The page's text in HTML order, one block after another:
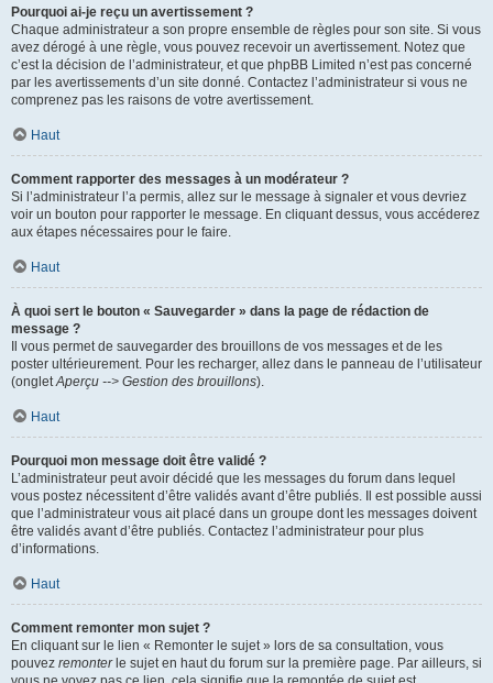
Pourquoi ai-je reçu un avertissement ?
Chaque administrateur a son propre ensemble de règles pour son site. Si vous
avez dérogé à une règle, vous pouvez recevoir un avertissement. Notez que
c’est la décision de l’administrateur, et que phpBB Limited n’est pas concerné
par les avertissements d’un site donné. Contactez l’administrateur si vous ne
comprenez pas les raisons de votre avertissement.
Haut
Comment rapporter des messages à un modérateur ?
Si l’administrateur l’a permis, allez sur le message à signaler et vous devriez
voir un bouton pour rapporter le message. En cliquant dessus, vous accéderez
aux étapes nécessaires pour le faire.
Haut
À quoi sert le bouton « Sauvegarder » dans la page de rédaction de
message ?
Il vous permet de sauvegarder des brouillons de vos messages et de les
poster ultérieurement. Pour les recharger, allez dans le panneau de l’utilisateur
(ongletAperçu --> Gestion des brouillons).
Haut
Pourquoi mon message doit être validé ?
L’administrateur peut avoir décidé que les messages du forum dans lequel
vous postez nécessitent d’être validés avant d’être publiés. Il est possible aussi
que l’administrateur vous ait placé dans un groupe dont les messages doivent
être validés avant d’être publiés. Contactez l’administrateur pour plus
d’informations.
Haut
Comment remonter mon sujet ?
En cliquant sur le lien « Remonter le sujet » lors de sa consultation, vous
pouvez remonterle sujet en haut du forum sur la première page. Par ailleurs, si